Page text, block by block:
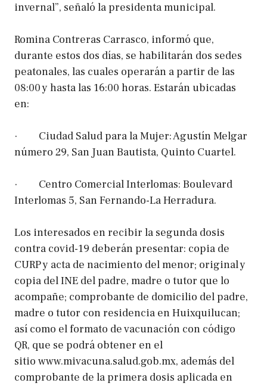
invernal”, señaló la presidenta municipal.
Romina Contreras Carrasco, informó que,
durante estos dos días, se habilitarán dos sedes
peatonales, las cuales operarán a partir de las
08:00 y hasta las 16:00 horas. Estarán ubicadas
en:
· Ciudad Salud para la Mujer: Agustín Melgar
número 29, San Juan Bautista, Quinto Cuartel.
· Centro Comercial Interlomas: Boulevard
Interlomas 5, San Fernando-La Herradura.
Los interesados en recibir la segunda dosis
contra covid-19 deberán presentar: copia de
CURP y acta de nacimiento del menor; original y
copia del INE del padre, madre o tutor que lo
acompañe; comprobante de domicilio del padre,
madre o tutor con residencia en Huixquilucan;
así como el formato de vacunación con código
QR, que se podrá obtener en el
sitio www.mivacuna.salud.gob.mx, además del
comprobante de la primera dosis aplicada en